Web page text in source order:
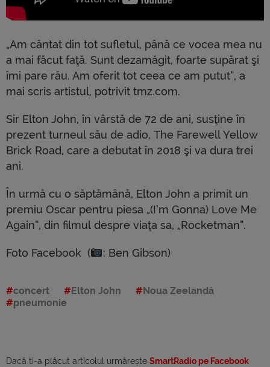
„Am cântat din tot sufletul, până ce vocea mea nu
a mai făcut faţă. Sunt dezamăgit, foarte supărat şi
îmi pare rău. Am oferit tot ceea ce am putut”, a
mai scris artistul, potrivit tmz.com.
Sir Elton John, în vârstă de 72 de ani, susţine în
prezent turneul său de adio, The Farewell Yellow
Brick Road, care a debutat în 2018 şi va dura trei
ani.
În urmă cu o săptămână, Elton John a primit un
premiu Oscar pentru piesa „(I’m Gonna) Love Me
Again”, din filmul despre viaţa sa, „Rocketman”.
Foto Facebook ( : Ben Gibson)
concert Elton John
Noua Zeelandă
pneumonie
Dacă ti-a plăcut articolul urmărește SmartRadio pe Facebook